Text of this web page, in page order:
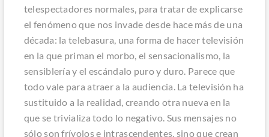
telespectadores normales, para tratar de explicarse
el fenómeno que nos invade desde hace más de una
década: la telebasura, una forma de hacer televisión
en la que priman el morbo, el sensacionalismo, la
sensiblería y el escándalo puro y duro. Parece que
todo vale para atraer a la audiencia. La televisión ha
sustituido a la realidad, creando otra nueva en la
que se trivializa todo lo negativo. Sus mensajes no
sólo son frívolos e intrascendentes, sino que crean